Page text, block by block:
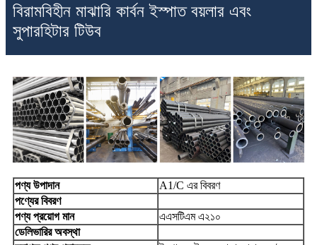
বিরামবিহীন মাঝারি কার্বন ইস্পাত বয়লার এবং
সুপারহিটার টিউব
পণ্য উপাদান
A1/C এর বিবরণ
পণ্যের বিবরণ
পণ্য প্রয়োগ মান
এএসটিএম এ২১০
ডেলিভারির অবস্থা